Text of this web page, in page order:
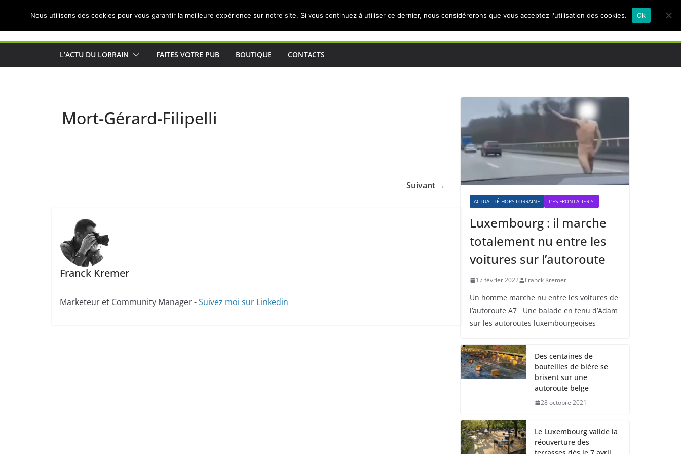
Actualités de Lorraine pour les Lorrains
L’ACTU DU LORRAIN FAITES VOTRE PUB BOUTIQUE CONTACTS
Mort-Gérard-Filipelli
Suivant →
Franck Kremer
Marketeur et Community Manager -Suivez moi sur Linkedin
ACTUALITÉ HORS LORRAINE T'ES FRONTALIER SI
Luxembourg : il marche
totalement nu entre les
voitures sur l’autoroute
17 février 2022 Franck Kremer
Un homme marche nu entre les voitures de
l’autoroute A7 Une balade en tenu d’Adam
sur les autoroutes luxembourgeoises
Des centaines de
bouteilles de bière se
brisent sur une
autoroute belge
28 octobre 2021
Le Luxembourg valide la
réouverture des
Nous utilisons des cookies pour vous garantir la meilleure expérience sur notre site. Si vous continuez à utiliser ce dernier, nous considérerons que vous acceptez l'utilisation des cookies. Ok